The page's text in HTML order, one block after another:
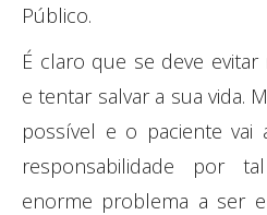
Público.
É claro que se deve
e tentar salvar a sua vida.
possível e o paciente
responsabilidade por
enorme problema a ser